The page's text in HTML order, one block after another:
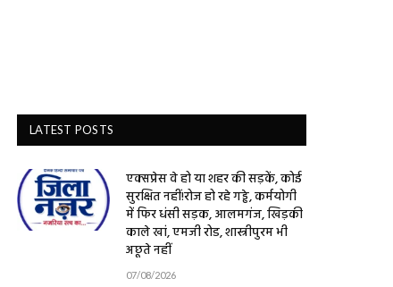
LATEST POSTS
एक्सप्रेस वे हो या शहर की सड़कें, कोई
सुरक्षित नहीं!रोज हो रहे गड्ढे, कर्मयोगी
में फिर धंसी सड़क, आलमगंज, खिड़की
काले खां, एमजी रोड, शास्त्रीपुरम भी
अछूते नहीं
07/08/2026